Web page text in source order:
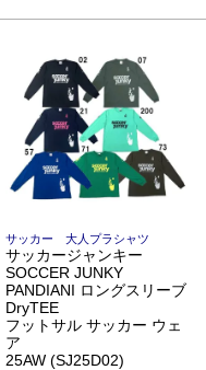
サッカー 大人プラシャツ
サッカージャンキー
SOCCER JUNKY
PANDIANI ロングスリーブ
DryTEE
フットサル サッカー ウェ
ア
25AW (SJ25D02)